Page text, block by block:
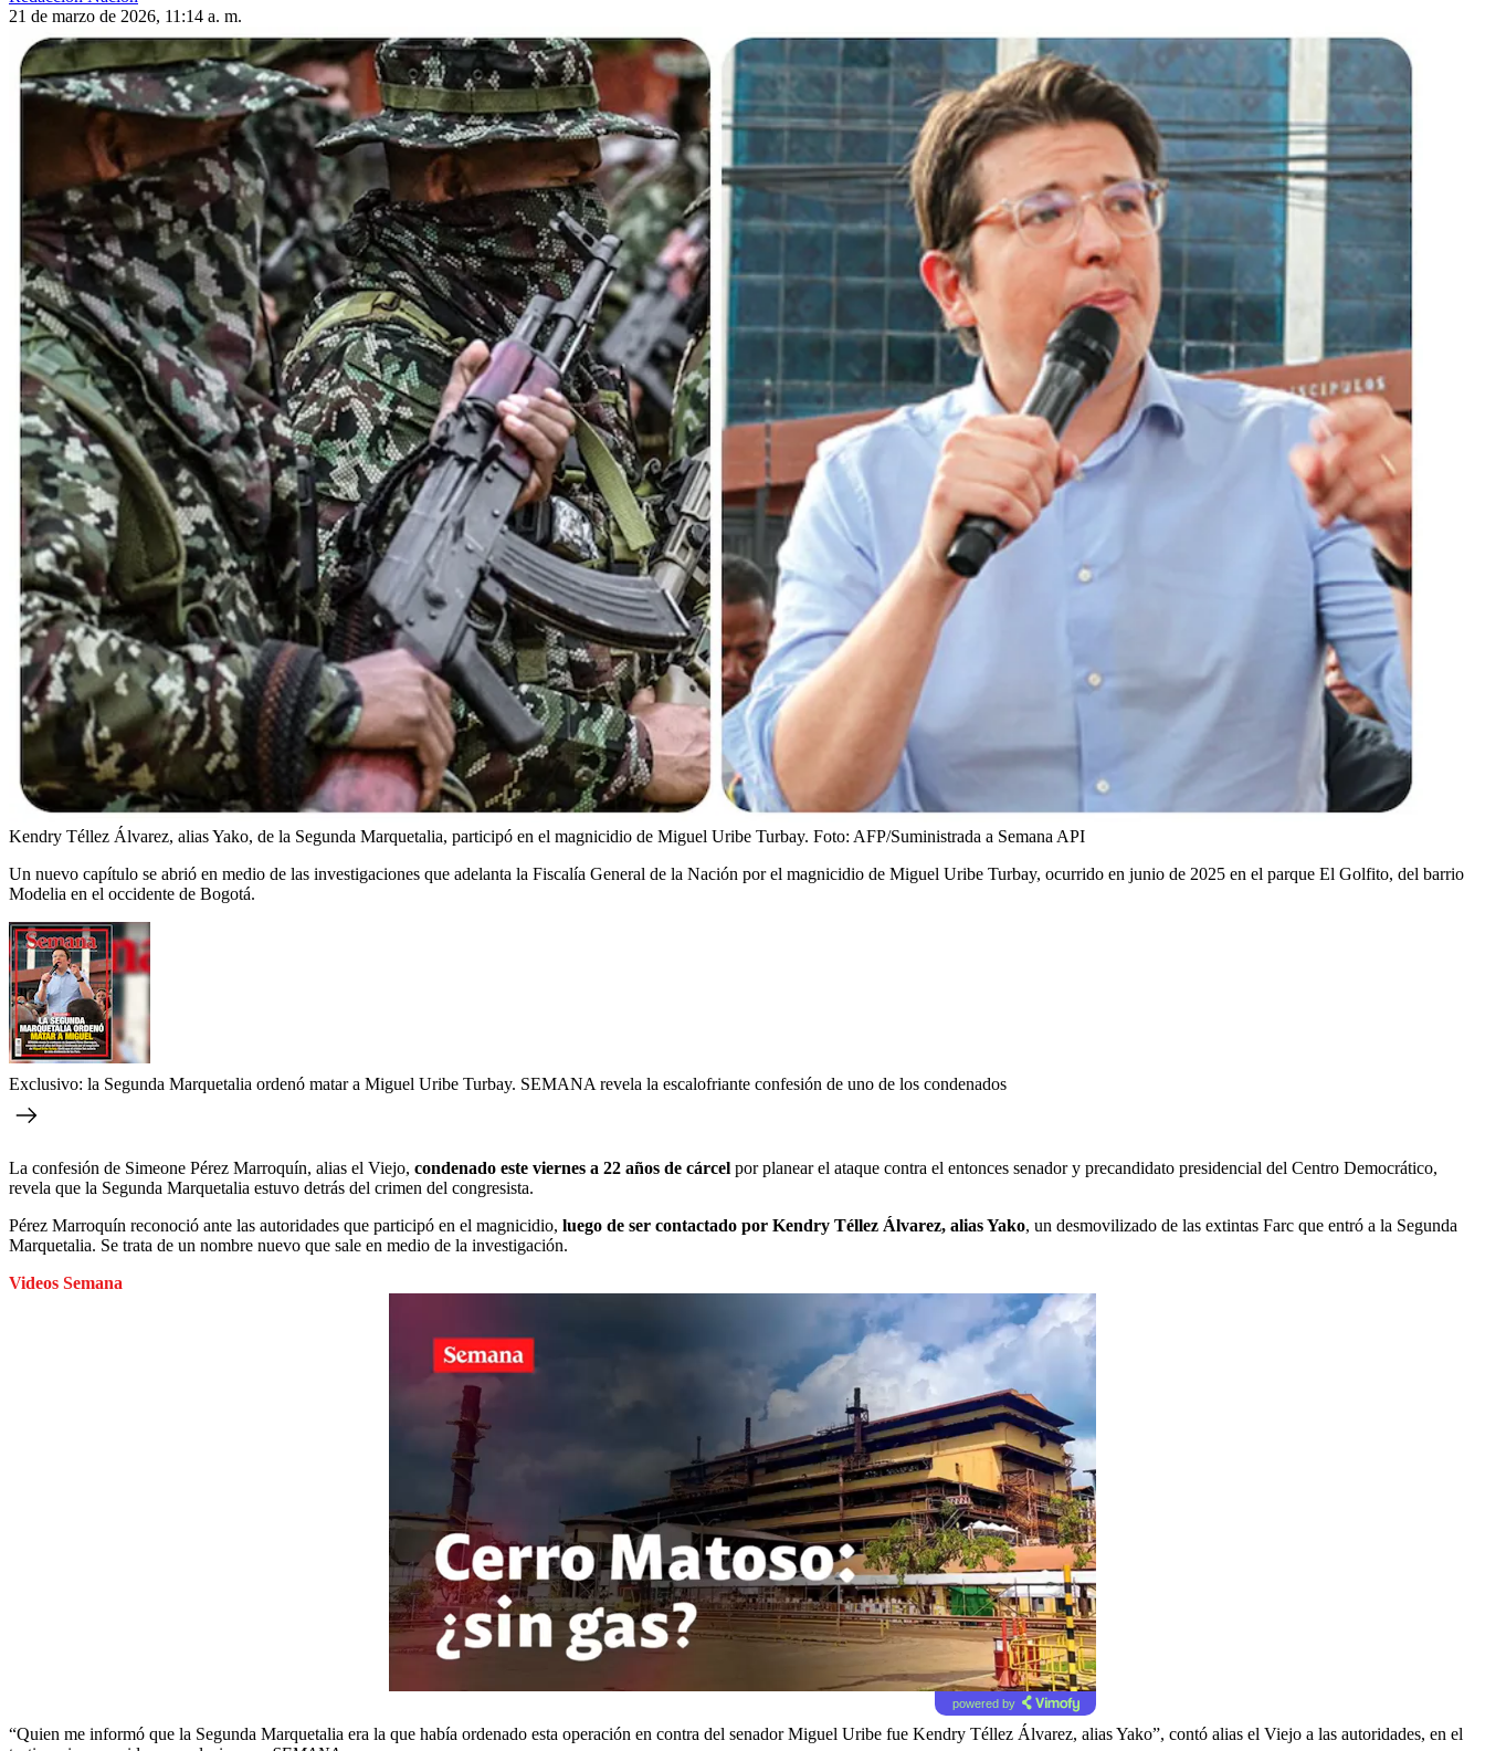
21 de marzo de 2026, 11:14 a. m.
Kendry Téllez Álvarez, alias Yako, de la Segunda Marquetalia, participó en el magnicidio de Miguel Uribe Turbay. Foto: AFP/Suministrada a Semana API
Un nuevo capítulo se abrió en medio de las investigaciones que adelanta la Fiscalía General de la Nación por el magnicidio de Miguel Uribe Turbay, ocurrido en junio de 2025 en el parque El Golfito, del barrio
Modelia en el occidente de Bogotá.
Exclusivo: la Segunda Marquetalia ordenó matar a Miguel Uribe Turbay. SEMANA revela la escalofriante confesión de uno de los condenados
La confesión de Simeone Pérez Marroquín, alias el Viejo, condenado este viernes a 22 años de cárcel por planear el ataque contra el entonces senador y precandidato presidencial del Centro Democrático,
revela que la Segunda Marquetalia estuvo detrás del crimen del congresista.
Pérez Marroquín reconoció ante las autoridades que participó en el magnicidio, luego de ser contactado por Kendry Téllez Álvarez, alias Yako, un desmovilizado de las extintas Farc que entró a la Segunda
Marquetalia. Se trata de un nombre nuevo que sale en medio de la investigación.
Videos Semana
powered by
“Quien me informó que la Segunda Marquetalia era la que había ordenado esta operación en contra del senador Miguel Uribe fue Kendry Téllez Álvarez, alias Yako”, contó alias el Viejo a las autoridades, en el